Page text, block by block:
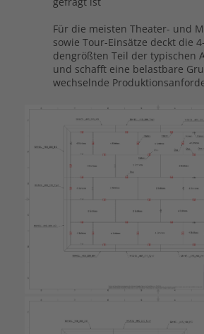
Für die meisten Theater- und
sowie Tour-Einsätze deckt die
dengrößten Teil der typischen
und schafft eine belastbare
wechselnde